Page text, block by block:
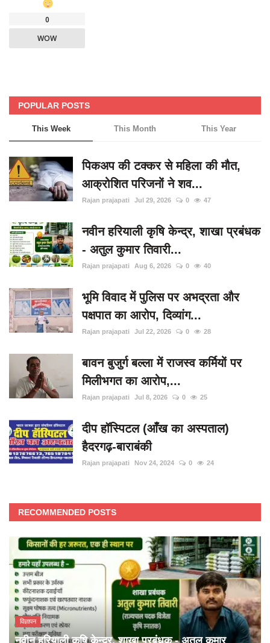
0
WOW
POPULAR POSTS
This Week This Month This Year
पिकअप की टक्कर से महिला की मौत,
आक्रोशित परिजनों ने शव...
Rajan prajapati Jul 29, 2026 0 47
नवीन हरियाली कृषि केन्द्र, शाखा प्रबंधक
- अतुल कुमार तिवारी...
Rajan prajapati Aug 6, 2026 0 40
भूमि विवाद में पुलिस पर अभद्रता और
पक्षपात का आरोप, दिव्यांग...
Rajan prajapati Jul 22, 2026 0 28
बावन बुजुर्ग बल्ला में राजस्व कर्मियों पर
मिलीभगत का आरोप,...
Rajan prajapati Jul 8, 2026 0 25
दीप हॉस्पिटल (आँख का अस्पताल)
हैदरगढ़-बाराबंकी
Rajan prajapati Nov 24, 2024 0 24
RECOMMENDED POSTS
विज्ञापन